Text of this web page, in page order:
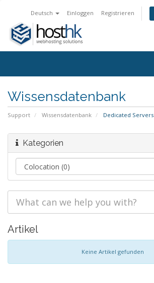
Deutsch Einloggen Registrieren
Wissensdatenbank
Support Wissensdatenbank Dedicated Servers
Kategorien
Artikel
Keine Artikel gefunden